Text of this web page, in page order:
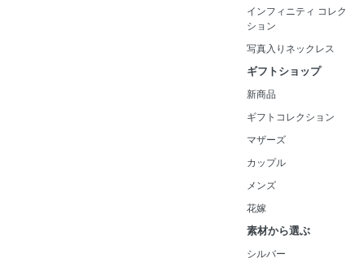
インフィニティ コレク
ション
写真入りネックレス
ギフトショップ
新商品
ギフトコレクション
マザーズ
カップル
メンズ
花嫁
素材から選ぶ
シルバー